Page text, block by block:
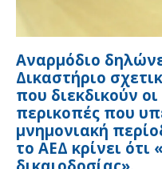
Αναρμόδιο
Δικαστήριο
που διεκδικούν
περικοπές που
μνημονιακή
το ΑΕΔ κρίνει ότι